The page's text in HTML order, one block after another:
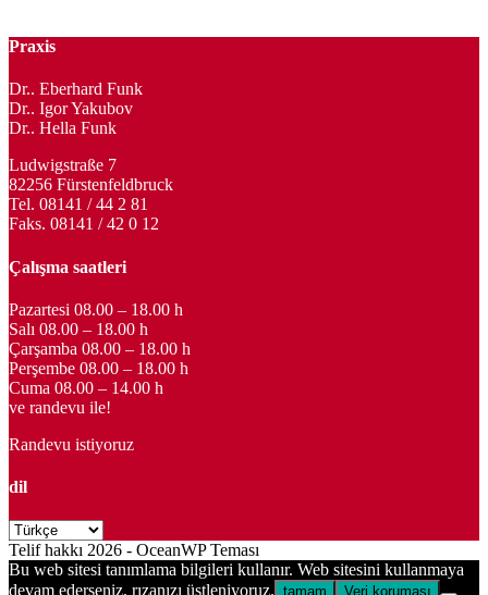
Praxis
Dr.. Eberhard Funk
Dr.. Igor Yakubov
Dr.. Hella Funk
Ludwigstraße 7
82256 Fürstenfeldbruck
Tel. 08141 / 44 2 81
Faks. 08141 / 42 0 12
Çalışma saatleri
Pazartesi 08.00 – 18.00 h
Salı 08.00 – 18.00 h
Çarşamba 08.00 – 18.00 h
Perşembe 08.00 – 18.00 h
Cuma 08.00 – 14.00 h
ve randevu ile!
Randevu istiyoruz
dil
Telif hakkı 2026 - OceanWP Teması
Bu web sitesi tanımlama bilgileri kullanır. Web sitesini kullanmaya
devam ederseniz, rızanızı üstleniyoruz. tamam Veri koruması